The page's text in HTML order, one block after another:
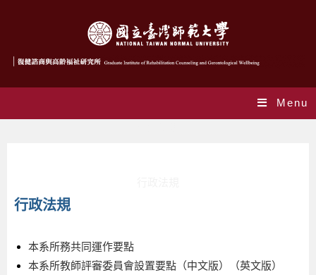
Menu